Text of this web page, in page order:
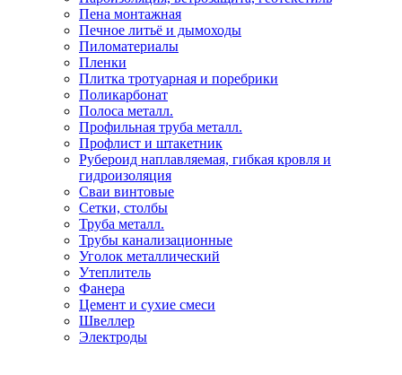
Пена монтажная
Печное литьё и дымоходы
Пиломатериалы
Пленки
Плитка тротуарная и поребрики
Поликарбонат
Полоса металл.
Профильная труба металл.
Профлист и штакетник
Рубероид наплавляемая, гибкая кровля и
гидроизоляция
Сваи винтовые
Сетки, столбы
Труба металл.
Трубы канализационные
Уголок металлический
Утеплитель
Фанера
Цемент и сухие смеси
Швеллер
Электроды